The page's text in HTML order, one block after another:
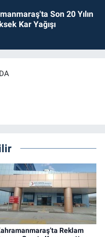
Son 20 Yılın
Kar Yağışı
Reklam